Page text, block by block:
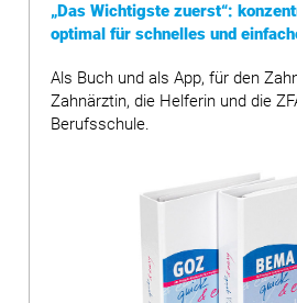
„Das Wichtigste zuerst“:
optimal für schnelles und
Als Buch und als App, für den
Zahnärztin, die Helferin und die
Berufsschule.